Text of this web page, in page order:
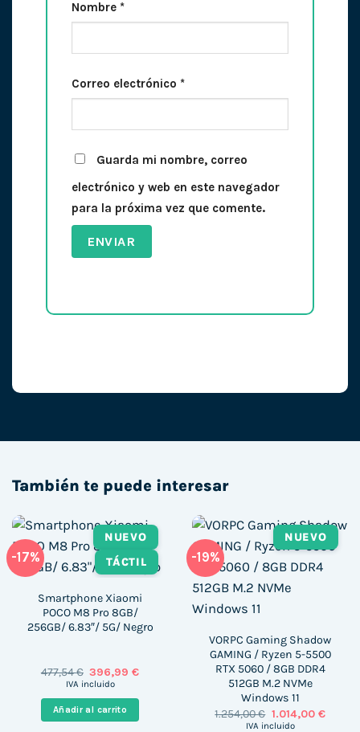
Nombre *
Correo electrónico *
Guarda mi nombre, correo
electrónico y web en este navegador
para la próxima vez que comente.
También te puede interesar
-17%
NUEVO
TÁCTIL
Smartphone Xiaomi
POCO M8 Pro 8GB/
256GB/ 6.83″/ 5G/ Negro
477,54€ El
precio
era:
477,54 €.
396,99€El
es:
396,99 €.
IVA incluido
Añadir al carrito
-19%
NUEVO
VORPC Gaming Shadow
GAMING / Ryzen 5-5500
RTX 5060 / 8GB DDR4
512GB M.2 NVMe
Windows 11
1.254,00€ El
precio
1.014,00 €El
IVA incluido